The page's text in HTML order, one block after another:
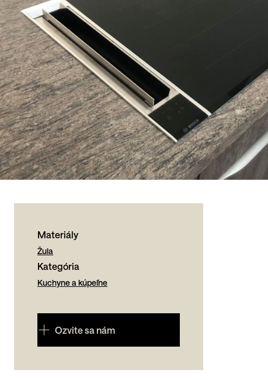
Materiály
Žula
Kategória
Kuchyne a kúpeľne
Ozvite sa nám